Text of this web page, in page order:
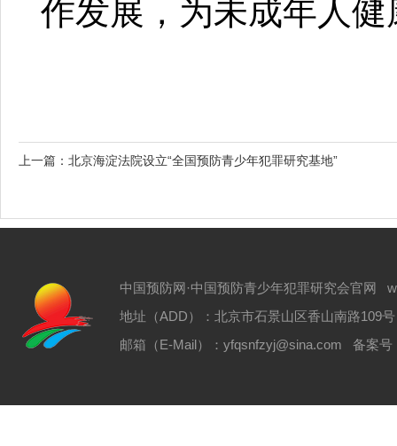
作发展，为未成年人
上一篇： 北京海淀法院设立“全国预防青少年犯罪研究基地”
中国预防网·中国预防青少年犯罪研究会官网
地址（ADD）：北京市石景山区香山南路109
邮箱（E-Mail）：yfqsnfzyj@sina.com 备案号